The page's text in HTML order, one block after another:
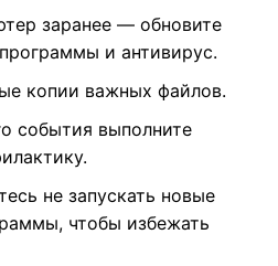
заранее — обновите
и антивирус.
копии важных файлов.
события выполните
не запускать новые
чтобы избежать